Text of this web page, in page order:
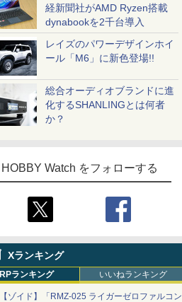
経新聞社がAMD Ryzen搭載
dynabookを2千台導入
レイズのパワーデザインホイ
ール「M6」に新色登場!!
総合オーディオブランドに進
化するSHANLINGとは何者
か？
HOBBY Watch をフォローする
Xランキング
RPランキング いいねランキング
【ゾイド】「RMZ-025 ライガーゼロファルコン